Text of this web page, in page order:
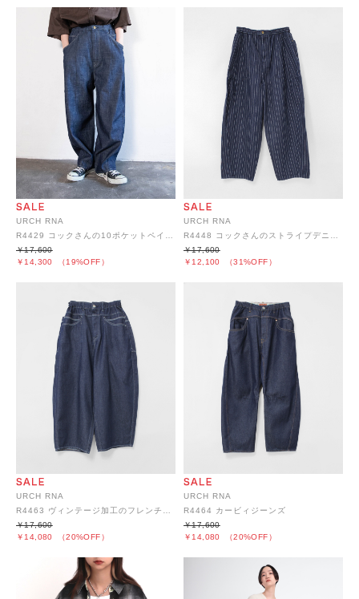
URCH RNA
￥14,300 （19%OFF）
￥17,600
URCH RNA
￥12,100 （31%OFF）
￥17,600
URCH RNA
￥14,080 （20%OFF）
￥17,600
URCH RNA
R4464 カービィジーンズ
￥14,080 （20%OFF）
￥17,600